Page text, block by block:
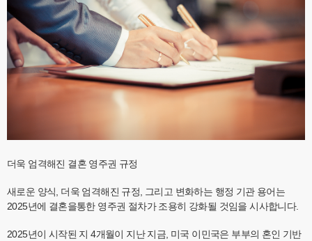
더욱 엄격해진 결혼 영주권 규정
새로운 양식, 더욱 엄격해진 규정, 그리고 변화하는 행정 기관 용어는
2025년에 결혼을통한 영주권 절차가 조용히 강화될 것임을 시사합니다.
2025년이 시작된 지 4개월이 지난 지금, 미국 이민국은 부부의 혼인 기반